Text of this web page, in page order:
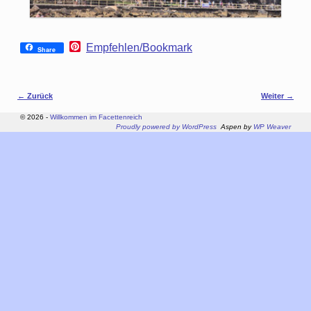
Share
P
t
Empfehlen/Bookmark
Bilder-Navigation
← Zurück Weiter →
© 2026 - Willkommen im Facettenreich
Proudly powered by WordPress Aspen by WP Weaver